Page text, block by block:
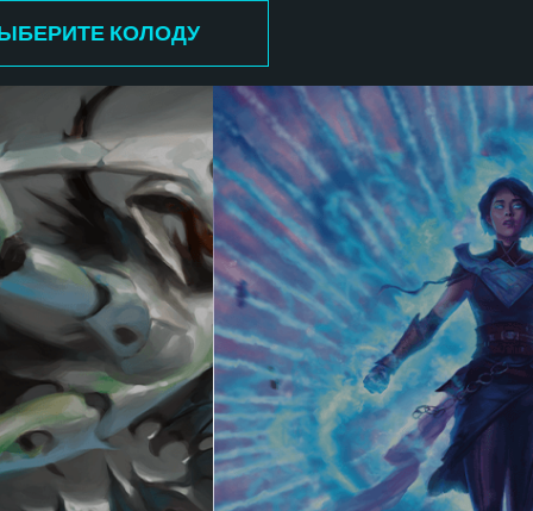
КОЛОДУ